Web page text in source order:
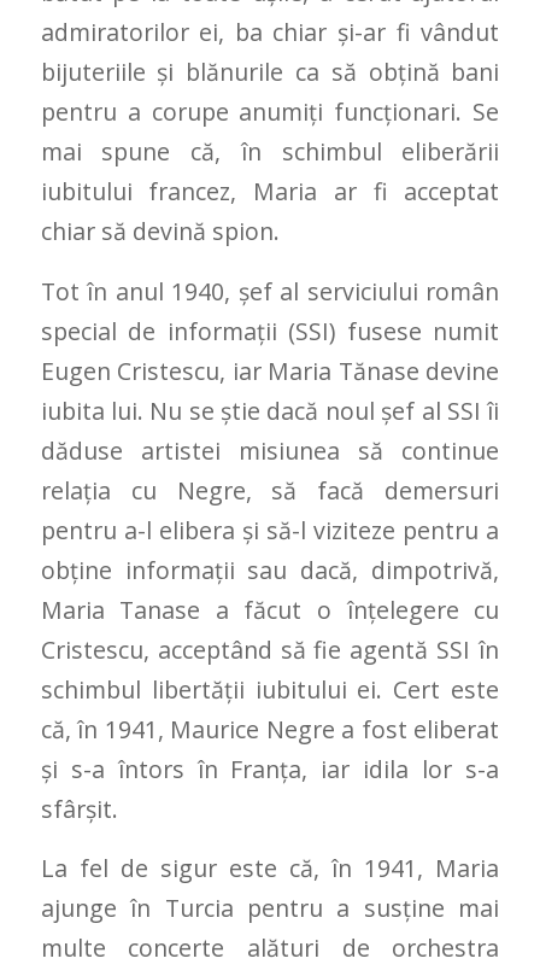
admiratorilor ei, ba chiar şi-ar fi vândut
bijuteriile şi blănurile ca să obţină bani
pentru a corupe anumiţi funcţionari. Se
mai spune că, în schimbul eliberării
iubitului francez, Maria ar fi acceptat
chiar să devină spion.
Tot în anul 1940, şef al serviciului român
special de informaţii (SSI) fusese numit
Eugen Cristescu, iar Maria Tănase devine
iubita lui. Nu se ştie dacă noul şef al SSI îi
dăduse artistei misiunea să continue
relaţia cu Negre, să facă demersuri
pentru a-l elibera şi să-l viziteze pentru a
obţine informaţii sau dacă, dimpotrivă,
Maria Tanase a făcut o înţelegere cu
Cristescu, acceptând să fie agentă SSI în
schimbul libertăţii iubitului ei. Cert este
că, în 1941, Maurice Negre a fost eliberat
şi s-a întors în Franţa, iar idila lor s-a
sfârşit.
La fel de sigur este că, în 1941, Maria
ajunge în Turcia pentru a susţine mai
multe concerte alături de orchestra